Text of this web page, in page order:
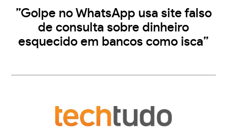
”Golpe no WhatsApp usa site falso
de consulta sobre dinheiro
esquecido em bancos como isca”